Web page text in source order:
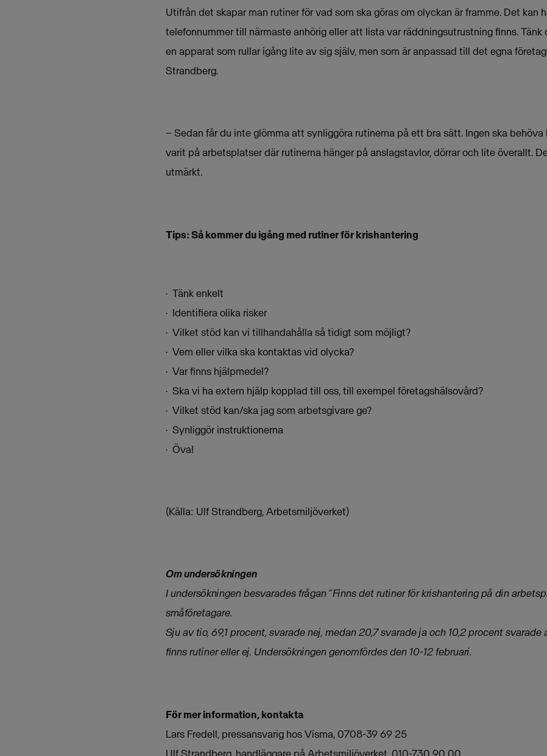
Utifrån det skapar man rutiner för vad som ska göras om olyckan är framme. Det kan
telefonnummer till närmaste anhörig eller att lista var räddningsutrustning finns.
en apparat som rullar igång lite av sig själv, men som är anpassad till det egna
Strandberg.
– Sedan får du inte glömma att synliggöra rutinerna på ett bra sätt. Ingen ska behöva
varit på arbetsplatser där rutinerna hänger på anslagstavlor, dörrar och lite överallt.
utmärkt.
Tips: Så kommer du igång med rutiner för krishantering
· Tänk enkelt
· Identifiera olika risker
· Vilket stöd kan vi tillhandahålla så tidigt som möjligt?
· Vem eller vilka ska kontaktas vid olycka?
· Var finns hjälpmedel?
· Ska vi ha extern hjälp kopplad till oss, till exempel företagshälsovård?
· Vilket stöd kan/ska jag som arbetsgivare ge?
· Synliggör instruktionerna
· Öva!
(Källa: Ulf Strandberg, Arbetsmiljöverket)
Om undersökningen
I undersökningen besvarades frågan ”Finns det rutiner för krishantering på din
småföretagare.
Sju av tio, 69,1 procent, svarade nej, medan 20,7 svarade ja och 10,2 procent
finns rutiner eller ej. Undersökningen genomfördes den 10-12 februari.
För mer information, kontakta
Lars Fredell, pressansvarig hos Visma, 0708-39 69 25